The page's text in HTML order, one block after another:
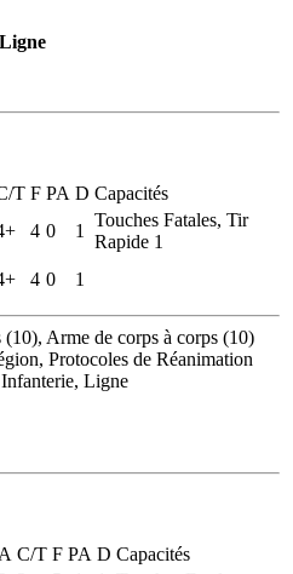
Ligne
T F PA D Capacités
4 0 1
Touches Fatales, Tir
Rapide 1
4 0 1
Arme de corps à corps (10)
Protocoles de Réanimation
Ligne
A C/T F PA D Capacités